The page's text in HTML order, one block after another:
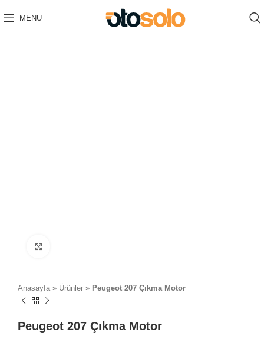
MENU
Anasayfa » Ürünler » Peugeot 207 Çıkma Motor
Peugeot 207 Çıkma Motor